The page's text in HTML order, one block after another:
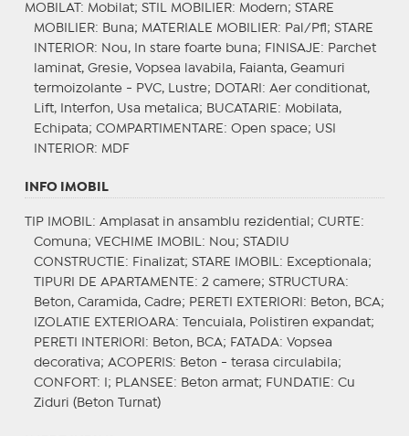
MOBILAT : Mobilat; STIL MOBILIER: Modern; STARE
MOBILIER: Buna; MATERIALE MOBILIER: Pal/Pfl; STARE
INTERIOR: Nou, In stare foarte buna; FINISAJE : Parchet
laminat, Gresie, Vopsea lavabila, Faianta, Geamuri
termoizolante - PVC, Lustre;
DOTARI : Aer conditionat,
Lift, Interfon, Usa metalica; BUCATARIE : Mobilata,
Echipata; COMPARTIMENTARE : Open space; USI
INTERIOR: MDF
INFO IMOBIL
TIP IMOBIL : Amplasat in ansamblu rezidential; CURTE :
Comuna; VECHIME IMOBIL : Nou; STADIU
CONSTRUCTIE : Finalizat; STARE IMOBIL : Exceptionala;
TIPURI DE APARTAMENTE : 2 camere; STRUCTURA:
Beton, Caramida, Cadre; PERETI EXTERIORI : Beton, BCA;
IZOLATIE EXTERIOARA: Tencuiala, Polistiren expandat;
PERETI INTERIORI : Beton, BCA; FATADA: Vopsea
decorativa; ACOPERIS: Beton - terasa circulabila;
CONFORT : I; PLANSEE : Beton armat; FUNDATIE : Cu
Ziduri (Beton Turnat)